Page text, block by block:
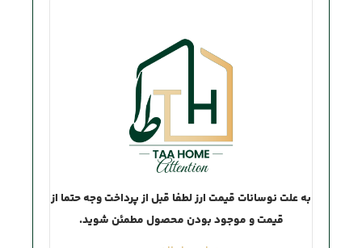
Attention
به علت نوسانات قیمت ارز لطفا قبل از پرداخت وجه حتما از
قیمت و موجود بودن محصول مطمئن شوید.